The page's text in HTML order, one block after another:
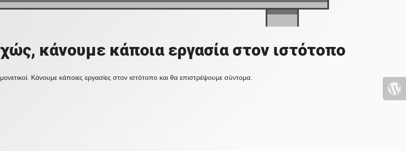
κάνουμε κάποια εργασία στον ιστότοπο
Κάνουμε κάποιες εργασίες στον ιστότοπο και θα επιστρέψουμε σύντομα.